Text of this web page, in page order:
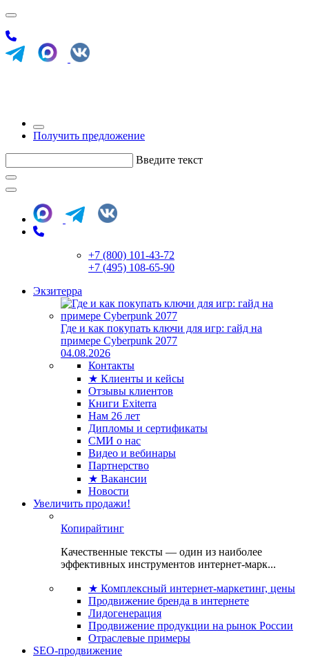
Получить предложение
Введите текст
+7 (800) 101-43-72
+7 (495) 108-65-90
Экзитерра
Где и как покупать ключи для игр: гайд на
примере Cyberpunk 2077
04.08.2026
Контакты
★ Клиенты и кейсы
Отзывы клиентов
Книги Exiterra
Нам 26 лет
Дипломы и сертификаты
СМИ о нас
Видео и вебинары
Партнерство
★ Вакансии
Новости
Увеличить продажи!
Копирайтинг
Качественные тексты — один из наиболее
эффективных инструментов интернет-марк...
★ Комплексный интернет-маркетинг, цены
Продвижение бренда в интернете
Лидогенерация
Продвижение продукции на рынок России
Отраслевые примеры
SEO-продвижение